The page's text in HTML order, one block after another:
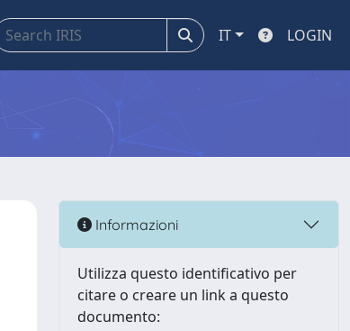
IT LOGIN
Informazioni
Utilizza questo identificativo per
citare o creare un link a questo
documento: